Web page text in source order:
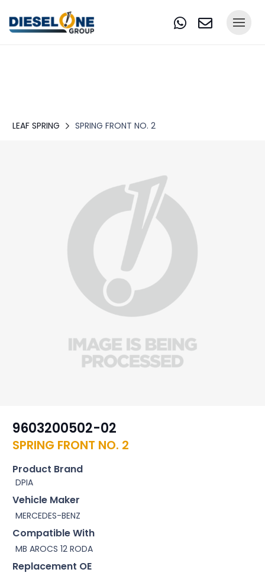
LEAF SPRING SPRING FRONT NO. 2
9603200502-02
SPRING FRONT NO. 2
Product Brand
DPIA
Vehicle Maker
MERCEDES-BENZ
Compatible With
MB AROCS 12 RODA
Replacement OE